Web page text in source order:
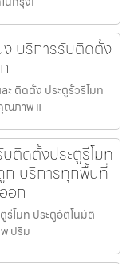
ง บริการรับติดตั้ง
ะ ติดตั้ง ประตูรั้วรีโมท
ณภาพ แ
ติดตั้งประตูรีโมท
ก บริการทุกพื้นที่
อก
รีโมท ประตูอัตโนมัติ
ปริม